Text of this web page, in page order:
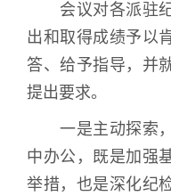
会议对各派驻
出和取得成绩予以
答、给予指导，并
提出要求。
一是主动探索
中办公，既是加强
举措，也是深化纪